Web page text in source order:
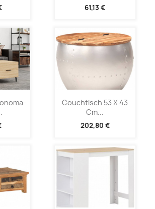
61,13 €
Couchtisch 53 X 43
Cm...
202,80 €